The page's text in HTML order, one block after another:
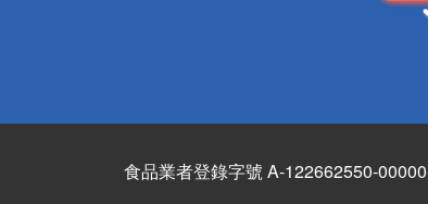
食品業者登錄字號 A-122662550-